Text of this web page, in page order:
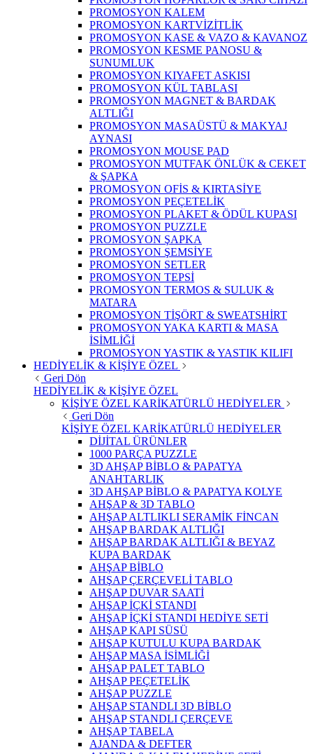
PROMOSYON KALEM
PROMOSYON KARTVİZİTLİK
PROMOSYON KASE & VAZO & KAVANOZ
PROMOSYON KESME PANOSU &
SUNUMLUK
PROMOSYON KIYAFET ASKISI
PROMOSYON KÜL TABLASI
PROMOSYON MAGNET & BARDAK
ALTLIĞI
PROMOSYON MASAÜSTÜ & MAKYAJ
AYNASI
PROMOSYON MOUSE PAD
PROMOSYON MUTFAK ÖNLÜK & CEKET
& ŞAPKA
PROMOSYON OFİS & KIRTASİYE
PROMOSYON PEÇETELİK
PROMOSYON PLAKET & ÖDÜL KUPASI
PROMOSYON PUZZLE
PROMOSYON ŞAPKA
PROMOSYON ŞEMSİYE
PROMOSYON SETLER
PROMOSYON TEPSİ
PROMOSYON TERMOS & SULUK &
MATARA
PROMOSYON TİŞÖRT & SWEATSHİRT
PROMOSYON YAKA KARTI & MASA
İSİMLİĞİ
PROMOSYON YASTIK & YASTIK KILIFI
HEDİYELİK & KİŞİYE ÖZEL
Geri Dön
HEDİYELİK & KİŞİYE ÖZEL
KİŞİYE ÖZEL KARİKATÜRLÜ HEDİYELER
Geri Dön
KİŞİYE ÖZEL KARİKATÜRLÜ HEDİYELER
DİJİTAL ÜRÜNLER
1000 PARÇA PUZZLE
3D AHŞAP BİBLO & PAPATYA
ANAHTARLIK
3D AHŞAP BİBLO & PAPATYA KOLYE
AHŞAP & 3D TABLO
AHŞAP ALTLIKLI SERAMİK FİNCAN
AHŞAP BARDAK ALTLIĞI
AHŞAP BARDAK ALTLIĞI & BEYAZ
KUPA BARDAK
AHŞAP BİBLO
AHŞAP ÇERÇEVELİ TABLO
AHŞAP DUVAR SAATİ
AHŞAP İÇKİ STANDI
AHŞAP İÇKİ STANDI HEDİYE SETİ
AHŞAP KAPI SÜSÜ
AHŞAP KUTULU KUPA BARDAK
AHŞAP MASA İSİMLİĞİ
AHŞAP PALET TABLO
AHŞAP PEÇETELİK
AHŞAP PUZZLE
AHŞAP STANDLI 3D BİBLO
AHŞAP STANDLI ÇERÇEVE
AHŞAP TABELA
AJANDA & DEFTER